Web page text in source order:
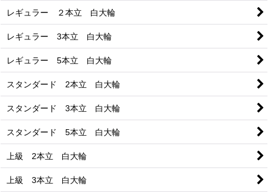
レギュラー ２本立 白大輪
レギュラー 3本立 白大輪
レギュラー 5本立 白大輪
スタンダード 2本立 白大輪
スタンダード 3本立 白大輪
スタンダード 5本立 白大輪
上級 2本立 白大輪
上級 3本立 白大輪